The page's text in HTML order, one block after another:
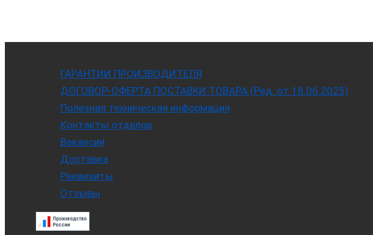
ГАРАНТИИ ПРОИЗВОДИТЕЛЯ
ДОГОВОР-ОФЕРТА ПОСТАВКИ ТОВАРА (Ред. от 18.06.2025)
Полезная техническая информация
Контакты отделов
Вакансии
Доставка
Реквизиты
Отзывы